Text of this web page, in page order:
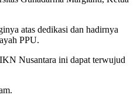
atas dedikasi dan hadirnya
PPU.
Nusantara ini dapat terwujud